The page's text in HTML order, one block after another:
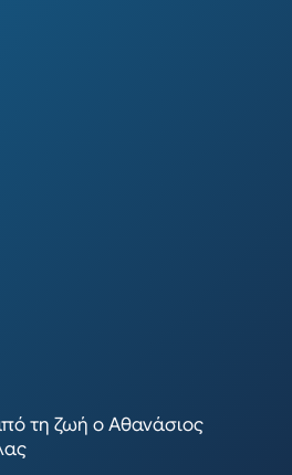
τη ζωή ο Αθανάσιος